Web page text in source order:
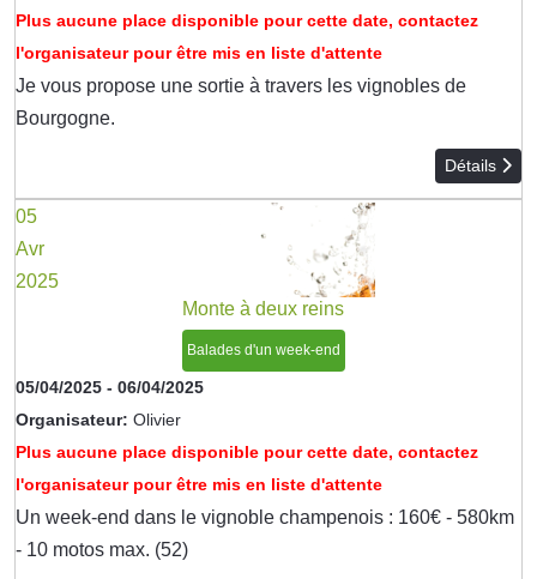
Plus aucune place disponible pour cette date, contactez
l'organisateur pour être mis en liste d'attente
Je vous propose une sortie à travers les vignobles de
Bourgogne.
Détails
05
Avr
2025
Monte à deux reins
Balades d'un week-end
05/04/2025 - 06/04/2025
Organisateur: Olivier
Plus aucune place disponible pour cette date, contactez
l'organisateur pour être mis en liste d'attente
Un week-end dans le vignoble champenois : 160€ - 580km
- 10 motos max. (52)